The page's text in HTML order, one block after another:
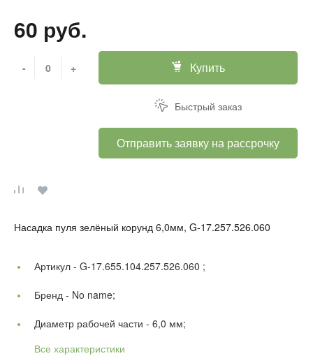
60 руб.
- + Купить
Быстрый заказ
Отправить заявку на рассрочку
Насадка пуля зелёный корунд 6,0мм, G-17.257.526.060
Артикул - G-17.655.104.257.526.060 ;
Бренд - No name;
Диаметр рабочей части - 6,0 мм;
Все характеристики